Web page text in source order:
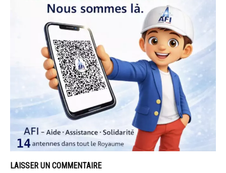
LAISSER UN COMMENTAIRE